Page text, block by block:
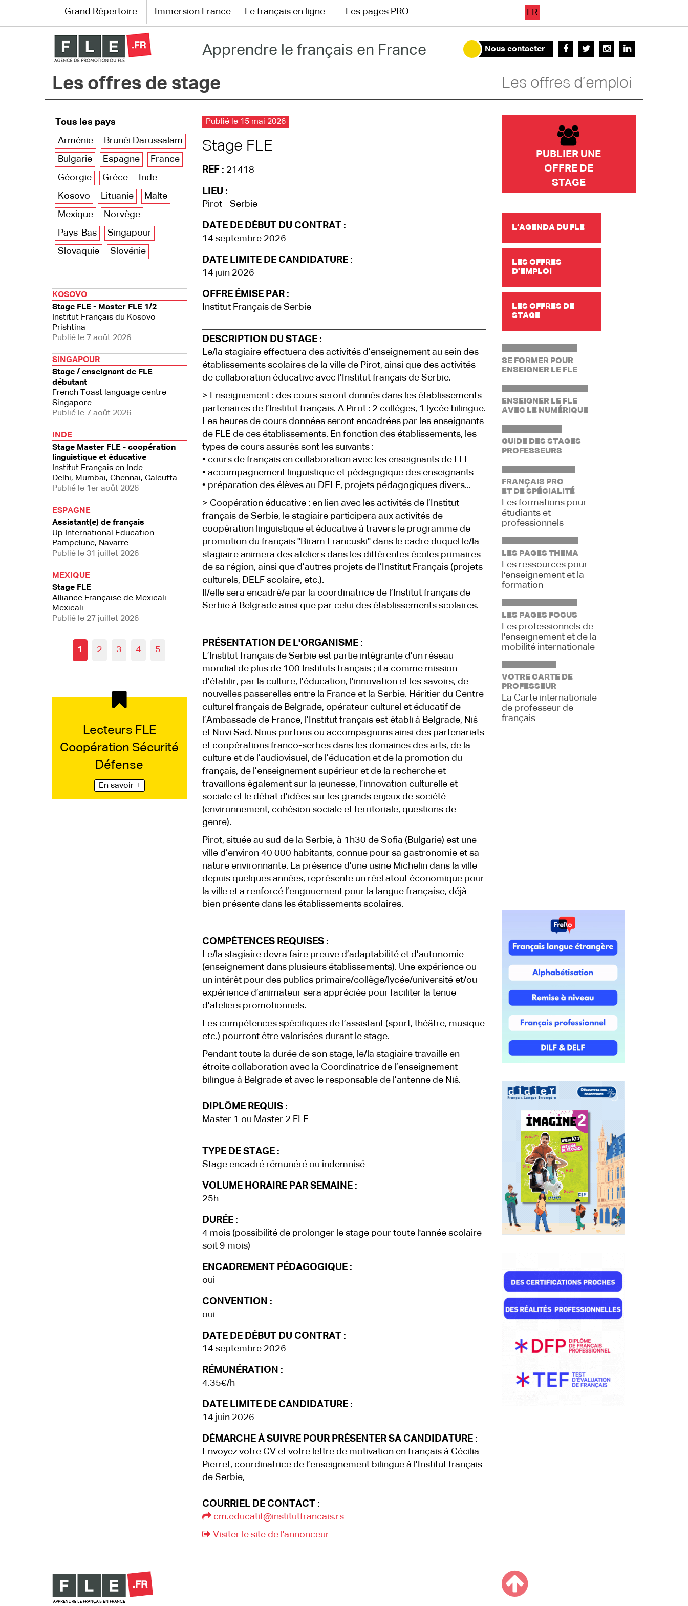
Grand Répertoire
Immersion France
Les pages PRO
Grand Répertoire Immersion France Le français en ligne Les pages PRO FR
Apprendre le français en France Nous contacter
Les offres de stage Les offres d’emploi
Tous les pays
Arménie
Brunéi Darussalam
Bulgarie
Espagne
France
Géorgie
Grèce
Inde
Kosovo
Lituanie
Malte
Mexique
Norvège
Pays-Bas
Singapour
Slovaquie
Slovénie
KOSOVO
Stage FLE - Master FLE 1/2
Institut Français du Kosovo
Prishtina
Publié le 7 août 2026
SINGAPOUR
Stage / enseignant de FLE
débutant
French Toast language centre
Singapore
Publié le 7 août 2026
INDE
Stage Master FLE - coopération
linguistique et éducative
Institut Français en Inde
Delhi, Mumbai, Chennai, Calcutta
Publié le 1er août 2026
ESPAGNE
Assistant(e) de français
Up International Education
Pampelune, Navarre
Publié le 31 juillet 2026
MEXIQUE
Stage FLE
Alliance Française de Mexicali
Mexicali
Publié le 27 juillet 2026
1 2 3 4 5
Lecteurs FLE
Coopération Sécurité
Défense
En savoir +
Publié le 15 mai 2026
Stage FLE
REF : 21418
LIEU :
Pirot - Serbie
DATE DE DÉBUT DU CONTRAT :
14 septembre 2026
DATE LIMITE DE CANDIDATURE :
14 juin 2026
OFFRE ÉMISE PAR :
Institut Français de Serbie
DESCRIPTION DU STAGE :
Le/la stagiaire effectuera des activités d’enseignement au sein des
établissements scolaires de la ville de Pirot, ainsi que des activités
de collaboration éducative avec l’Institut français de Serbie.
> Enseignement : des cours seront donnés dans les établissements
partenaires de l’Institut français. A Pirot : 2 collèges, 1 lycée bilingue.
Les heures de cours données seront encadrées par les enseignants
de FLE de ces établissements. En fonction des établissements, les
types de cours assurés sont les suivants :
• cours de français en collaboration avec les enseignants de FLE
• accompagnement linguistique et pédagogique des enseignants
• préparation des élèves au DELF, projets pédagogiques divers...
> Coopération éducative : en lien avec les activités de l’Institut
français de Serbie, le stagiaire participera aux activités de
coopération linguistique et éducative à travers le programme de
promotion du français "Biram Francuski" dans le cadre duquel le/la
stagiaire animera des ateliers dans les différentes écoles primaires
de sa région, ainsi que d’autres projets de l’Institut Français (projets
culturels, DELF scolaire, etc.).
Il/elle sera encadré/e par la coordinatrice de l’Institut français de
Serbie à Belgrade ainsi que par celui des établissements scolaires.
PRÉSENTATION DE L'ORGANISME :
L’Institut français de Serbie est partie intégrante d’un réseau
mondial de plus de 100 Instituts français ; il a comme mission
d’établir, par la culture, l’éducation, l’innovation et les savoirs, de
nouvelles passerelles entre la France et la Serbie. Héritier du Centre
culturel français de Belgrade, opérateur culturel et éducatif de
l’Ambassade de France, l’Institut français est établi à Belgrade, Niš
et Novi Sad. Nous portons ou accompagnons ainsi des partenariats
et coopérations franco-serbes dans les domaines des arts, de la
culture et de l’audiovisuel, de l’éducation et de la promotion du
français, de l’enseignement supérieur et de la recherche et
travaillons également sur la jeunesse, l’innovation culturelle et
sociale et le débat d’idées sur les grands enjeux de société
(environnement, cohésion sociale et territoriale, questions de
genre).
Pirot, située au sud de la Serbie, à 1h30 de Sofia (Bulgarie) est une
ville d’environ 40 000 habitants, connue pour sa gastronomie et sa
nature environnante. La présence d’une usine Michelin dans la ville
depuis quelques années, représente un réel atout économique pour
la ville et a renforcé l’engouement pour la langue française, déjà
bien présente dans les établissements scolaires.
COMPÉTENCES REQUISES :
Le/la stagiaire devra faire preuve d’adaptabilité et d’autonomie
(enseignement dans plusieurs établissements). Une expérience ou
un intérêt pour des publics primaire/collège/lycée/université et/ou
expérience d’animateur sera appréciée pour faciliter la tenue
d’ateliers promotionnels.
Les compétences spécifiques de l’assistant (sport, théâtre, musique
etc.) pourront être valorisées durant le stage.
Pendant toute la durée de son stage, le/la stagiaire travaille en
étroite collaboration avec la Coordinatrice de l’enseignement
bilingue à Belgrade et avec le responsable de l’antenne de Niš.
DIPLÔME REQUIS :
Master 1 ou Master 2 FLE
TYPE DE STAGE :
Stage encadré rémunéré ou indemnisé
VOLUME HORAIRE PAR SEMAINE :
25h
DURÉE :
4 mois (possibilité de prolonger le stage pour toute l'année scolaire
soit 9 mois)
ENCADREMENT PÉDAGOGIQUE :
oui
CONVENTION :
oui
DATE DE DÉBUT DU CONTRAT :
14 septembre 2026
RÉMUNÉRATION :
4.35€/h
DATE LIMITE DE CANDIDATURE :
14 juin 2026
DÉMARCHE À SUIVRE POUR PRÉSENTER SA CANDIDATURE :
Envoyez votre CV et votre lettre de motivation en français à Cécilia
Pierret, coordinatrice de l’enseignement bilingue à l’Institut français
de Serbie,
COURRIEL DE CONTACT :
cm.educatif@institutfrancais.rs
Visiter le site de l'annonceur
PUBLIER UNE
OFFRE DE
STAGE
L’AGENDA DU FLE
LES OFFRES
D'EMPLOI
LES OFFRES DE
STAGE
SE FORMER POUR
ENSEIGNER LE FLE
ENSEIGNER LE FLE
AVEC LE NUMÉRIQUE
GUIDE DES STAGES
PROFESSEURS
FRANÇAIS PRO
ET DE SPÉCIALITÉ
Les formations pour
étudiants et
professionnels
LES PAGES THEMA
Les ressources pour
l'enseignement et la
formation
LES PAGES FOCUS
Les professionnels de
l'enseignement et de la
mobilité internationale
VOTRE CARTE DE
PROFESSEUR
La Carte internationale
de professeur de
français